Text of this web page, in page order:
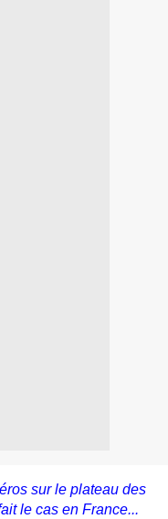
sur le plateau des
le cas en France...